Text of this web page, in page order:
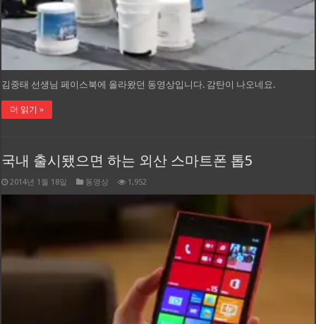
김중태 선생님 페이스북에 올라왔던 동영상입니다. 감탄이 나오네요.
더 읽기 »
국내 출시됐으면 하는 외산 스마트폰 톱5
2014년 1월 18일 동영상 1,952